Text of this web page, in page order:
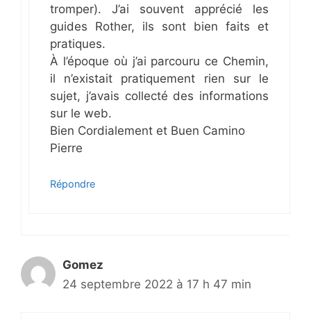
tromper). J’ai souvent apprécié les
guides Rother, ils sont bien faits et
pratiques.
À l’époque où j’ai parcouru ce Chemin,
il n’existait pratiquement rien sur le
sujet, j’avais collecté des informations
sur le web.
Bien Cordialement et Buen Camino
Pierre
Répondre
Gomez
24 septembre 2022 à 17 h 47 min